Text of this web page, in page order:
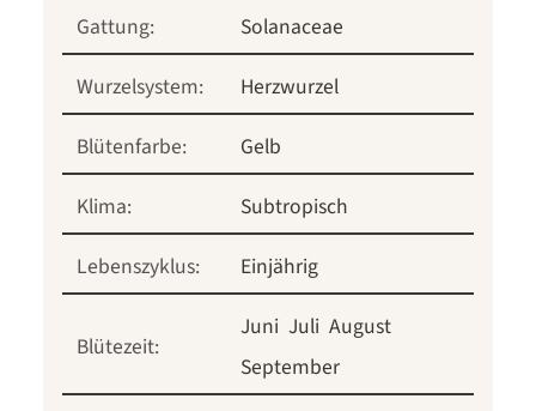
Gattung:
Solanaceae
Wurzelsystem:
Herzwurzel
Blütenfarbe:
Gelb
Klima:
Subtropisch
Lebenszyklus:
Einjährig
Blütezeit:
Juni Juli August
September